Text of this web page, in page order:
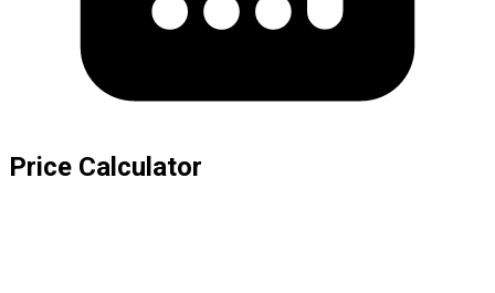
Price Calculator